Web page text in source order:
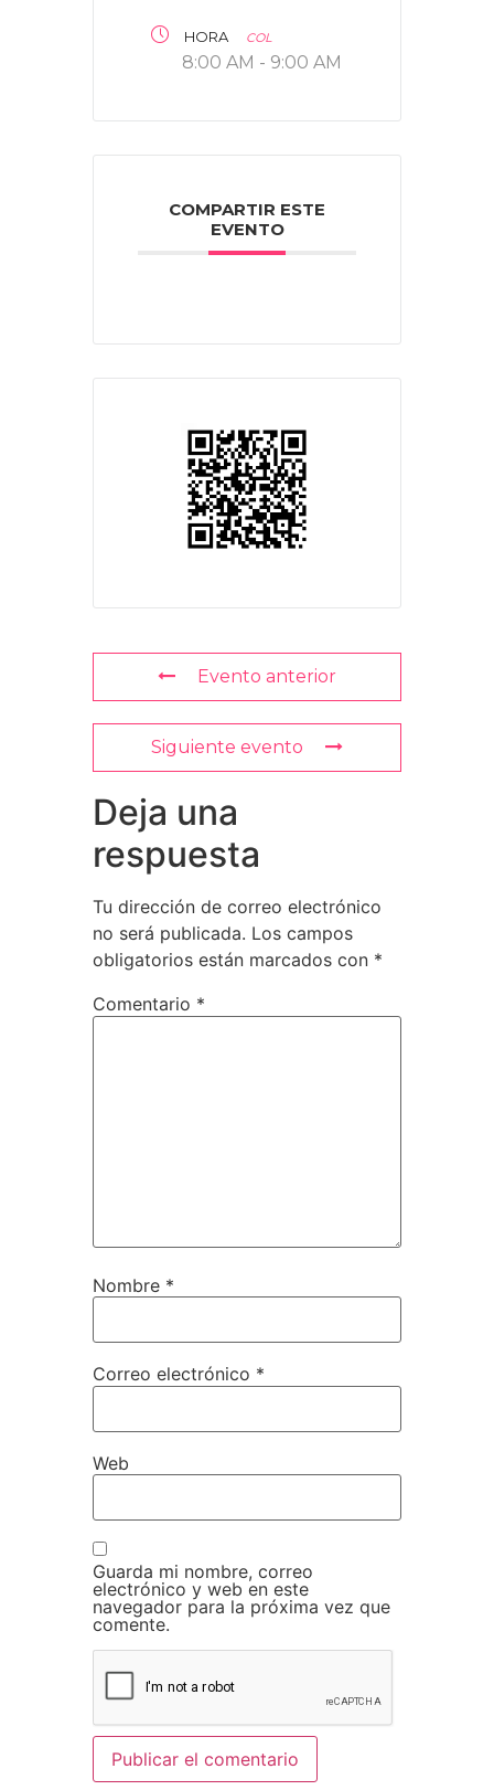
HORA COL
8:00 AM - 9:00 AM
COMPARTIR ESTE
EVENTO
Evento anterior
Siguiente evento
Deja una
respuesta
Tu dirección de correo electrónico
no será publicada. Los campos
obligatorios están marcados con *
Comentario *
Nombre *
Correo electrónico *
Web
Guarda mi nombre, correo
electrónico y web en este
navegador para la próxima vez que
comente.